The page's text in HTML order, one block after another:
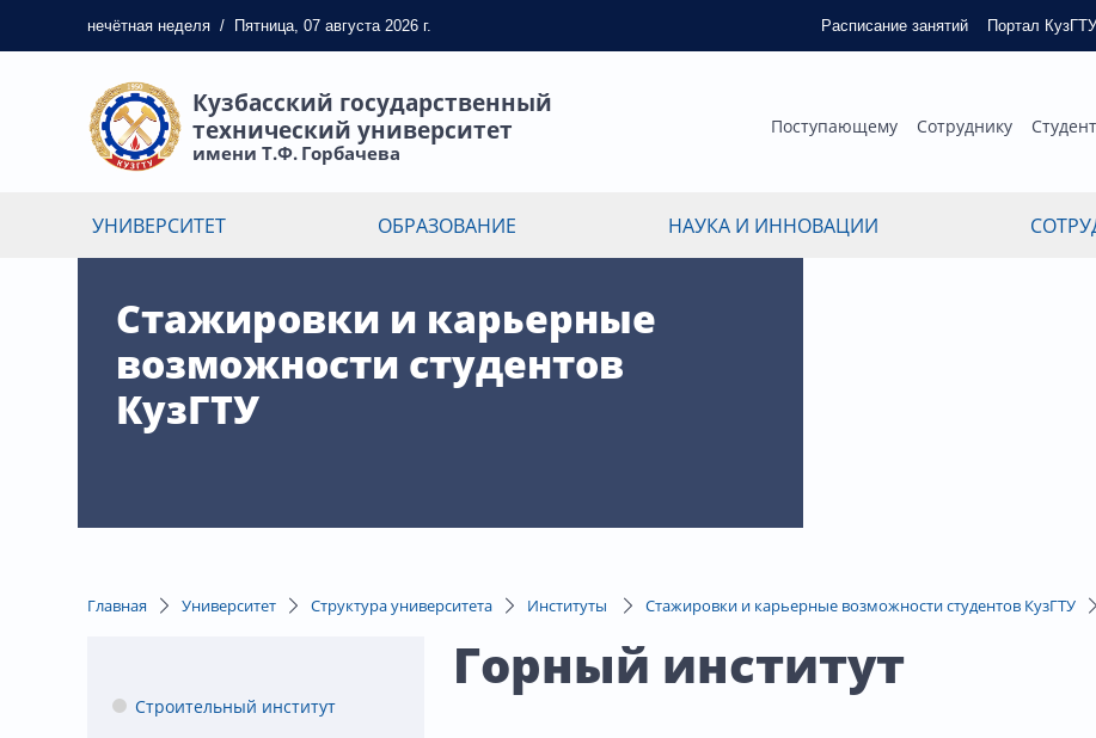
нечётная неделя / Пятница, 07 августа 2026 г. Расписание занятий Портал КузГТУ
Кузбасский государственный
технический университет
имени Т.Ф. Горбачева
Поступающему Сотруднику
УНИВЕРСИТЕТ ОБРАЗОВАНИЕ НАУКА И ИННОВАЦИИ
Стажировки и карьерные
возможности студентов
КузГТУ
Главная Университет Структура университета Институты Стажировки и карьерные возможности студентов КузГТУ
Строительный институт
Горный институт